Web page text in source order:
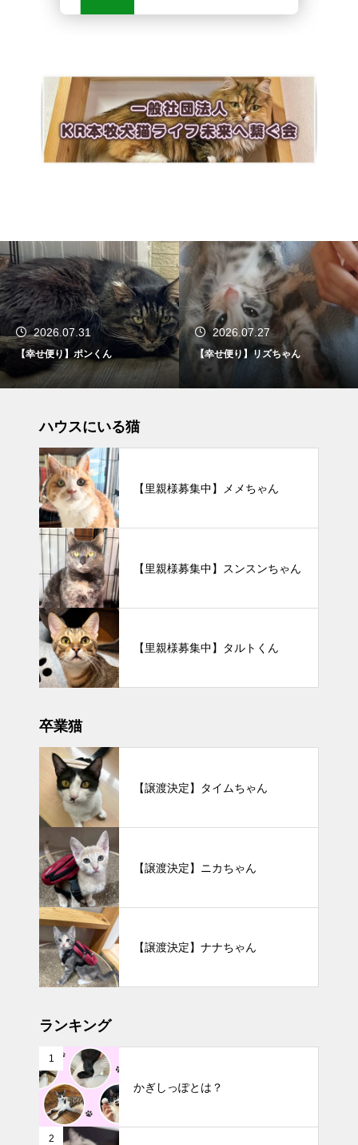
2026.07.27
【幸せ便り】リズちゃん
2026.07.25
【幸せ便り】 ウニちゃん
ハウスにいる猫
【里親様募集中】メメちゃん
【里親様募集中】スンスンちゃん
【里親様募集中】タルトくん
卒業猫
【譲渡決定】タイムちゃん
【譲渡決定】ニカちゃん
【譲渡決定】ナナちゃん
ランキング
1
かぎしっぽとは？
2